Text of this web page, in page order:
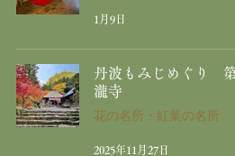
1月9日
丹波もみじめぐり
瀧寺
花の名所・紅葉の名所
2025年11月27日